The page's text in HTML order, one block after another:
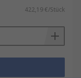
422,19 €/Stück